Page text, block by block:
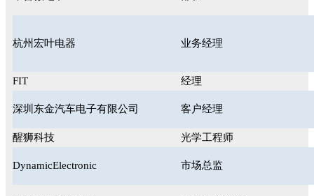
杭州宏叶电器 业务经理
FIT 经理
深圳东金汽车电子有限公司 客户经理
醒狮科技 光学工程师
DynamicElectronic 市场总监